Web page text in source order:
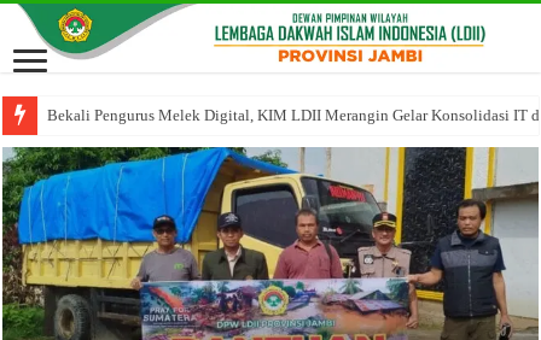
Bekali Pengurus Melek Digital, KIM LDII Merangin Gelar Konsolidasi IT